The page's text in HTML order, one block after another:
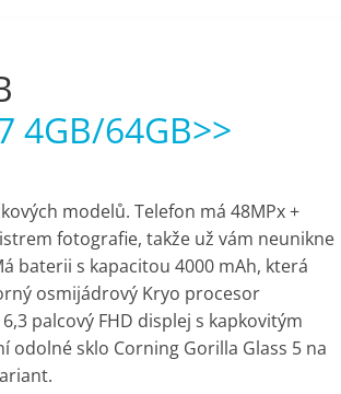
4GB/64GB>>
modelů. Telefon má 48MPx +
fotografie, takže už vám neunikne
baterii s kapacitou 4000 mAh, která
osmijádrový Kryo procesor
palcový FHD displej s kapkovitým
sklo Corning Gorilla Glass 5 na